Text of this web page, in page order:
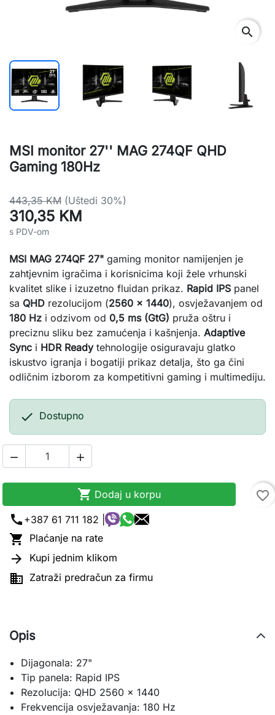
search
MSI monitor 27'' MAG 274QF QHD
Gaming 180Hz
443,35 KM (Uštedi 30%)
310,35 KM
s PDV-om
MSI MAG 274QF 27" gaming monitor namijenjen je
zahtjevnim igračima i korisnicima koji žele vrhunski
kvalitet slike i izuzetno fluidan prikaz. Rapid IPS panel
sa QHD rezolucijom (2560 × 1440), osvježavanjem od
180 Hz i odzivom od 0,5 ms (GtG) pruža oštru i
preciznu sliku bez zamućenja i kašnjenja. Adaptive
Sync i HDR Readytehnologije osiguravaju glatko
iskustvo igranja i bogatiji prikaz detalja, što ga čini
odličnim izborom za kompetitivni gaming i multimediju.
 Dostupno
 
 Dodaj u korpu
favorite_border
call +387 61 711 182 |
 Plaćanje na rate
 Kupi jednim klikom
 Zatraži predračun za firmu
Opis
Dijagonala: 27"
Tip panela: Rapid IPS
Rezolucija: QHD 2560 × 1440
Frekvencija osvježavanja: 180 Hz